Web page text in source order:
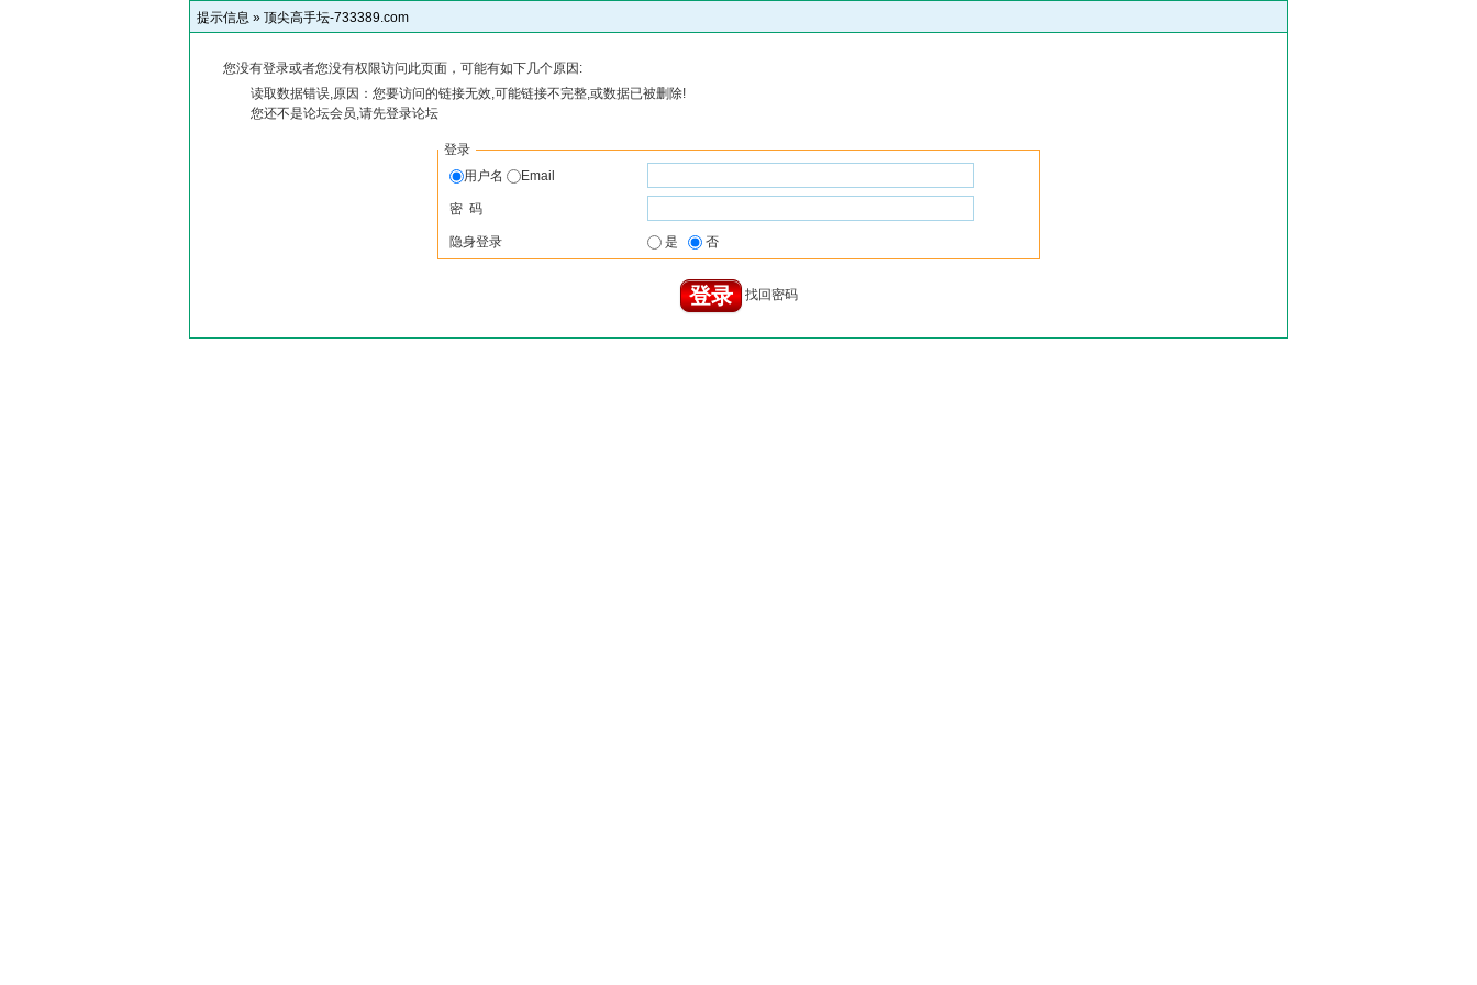
提示信息 » 顶尖高手坛-733389.com
您没有登录或者您没有权限访问此页面，可能有如下几个原因:
读取数据错误,原因：您要访问的链接无效,可能链接不完整,或数据已被删除!
您还不是论坛会员,请先登录论坛
登录
用户名
Email
密 码
隐身登录 是 否
找回密码